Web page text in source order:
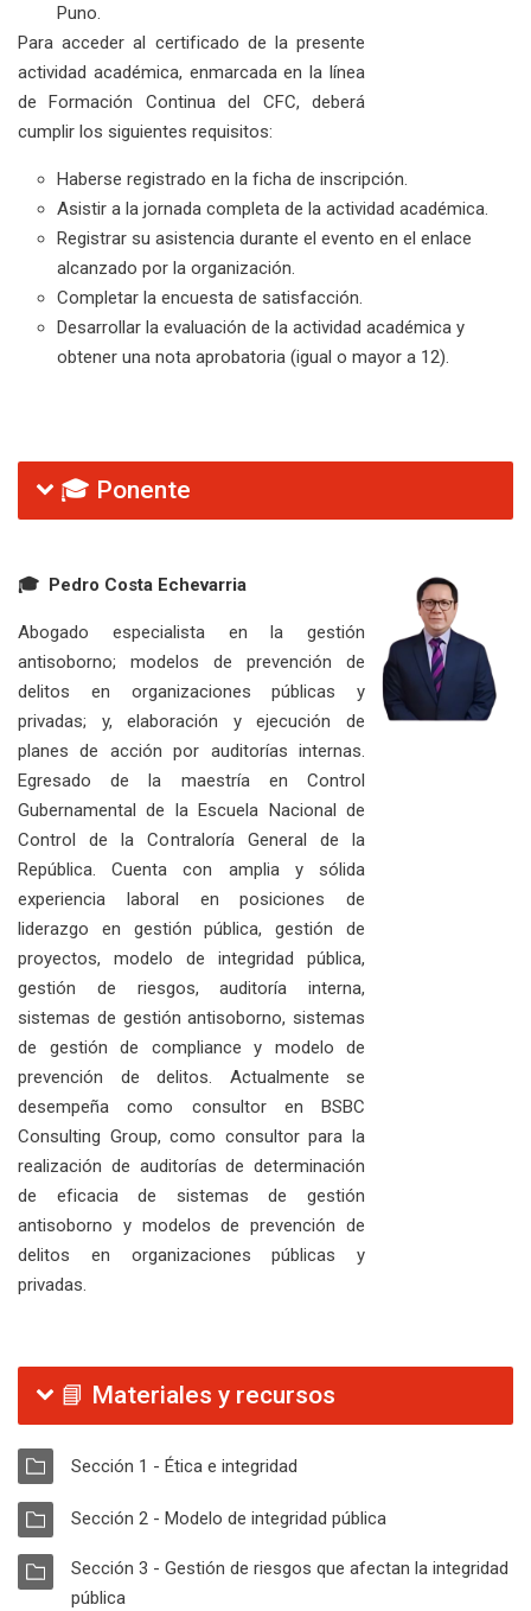
Puno.
Para acceder al certificado de la presente
actividad académica, enmarcada en la línea
de Formación Continua del CFC, deberá
cumplir los siguientes requisitos:
Haberse registrado en la ficha de inscripción.
Asistir a la jornada completa de la actividad académica.
Registrar su asistencia durante el evento en el enlace
alcanzado por la organización.
Completar la encuesta de satisfacción.
Desarrollar la evaluación de la actividad académica y
obtener una nota aprobatoria (igual o mayor a 12).
🎓 Ponente
🎓 Pedro Costa Echevarria
Abogado especialista en la gestión
antisoborno; modelos de prevención de
delitos en organizaciones públicas y
privadas; y, elaboración y ejecución de
planes de acción por auditorías internas.
Egresado de la maestría en Control
Gubernamental de la Escuela Nacional de
Control de la Contraloría General de la
República. Cuenta con amplia y sólida
experiencia laboral en posiciones de
liderazgo en gestión pública, gestión de
proyectos, modelo de integridad pública,
gestión de riesgos, auditoría interna,
sistemas de gestión antisoborno, sistemas
de gestión de compliance y modelo de
prevención de delitos. Actualmente se
desempeña como consultor en BSBC
Consulting Group, como consultor para la
realización de auditorías de determinación
de eficacia de sistemas de gestión
antisoborno y modelos de prevención de
delitos en organizaciones públicas y
privadas.
📘 Materiales y recursos
CARPETA
Sección 1 - Ética e integridad
CARPETA
Sección 2 - Modelo de integridad pública
CARPETA
Sección 3 - Gestión de riesgos que afectan la integridad
pública